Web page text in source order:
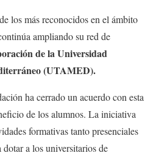
los más reconocidos en el ámbito
ampliando su red de
de la Universidad
(UTAMED).
ha cerrado un acuerdo con esta
de los alumnos. La iniciativa
formativas tanto presenciales
a los universitarios de